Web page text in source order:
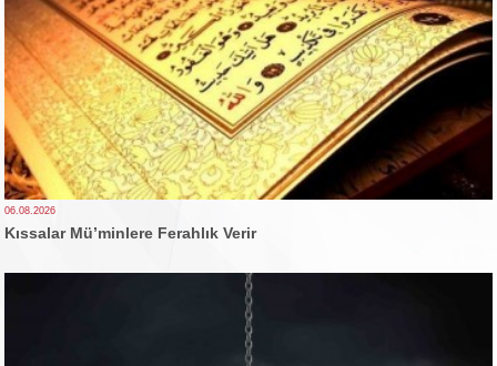
06.08.2026
Kıssalar Mü’minlere Ferahlık Verir